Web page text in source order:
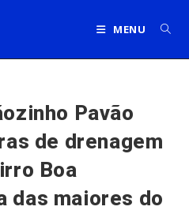
MENU
Pavão
de drenagem
Boa
das maiores do